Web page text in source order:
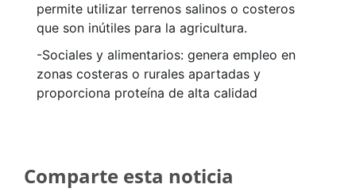
permite utilizar terrenos salinos o costeros
que son inútiles para la agricultura.
-Sociales y alimentarios: genera empleo en
zonas costeras o rurales apartadas y
proporciona proteína de alta calidad
Comparte esta noticia